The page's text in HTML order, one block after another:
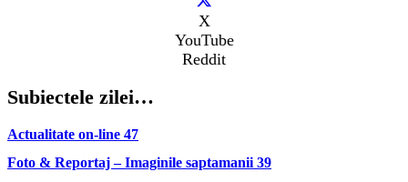
X
YouTube
Reddit
Subiectele zilei…
Actualitate on-line 47
Foto & Reportaj – Imaginile saptamanii 39